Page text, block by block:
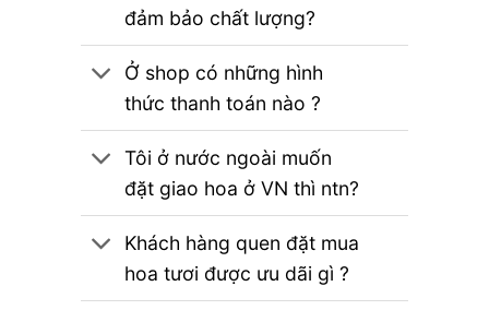
đảm bảo chất lượng?
Ở shop có những hình
thức thanh toán nào ?
Tôi ở nước ngoài muốn
đặt giao hoa ở VN thì ntn?
Khách hàng quen đặt mua
hoa tươi được ưu dãi gì ?